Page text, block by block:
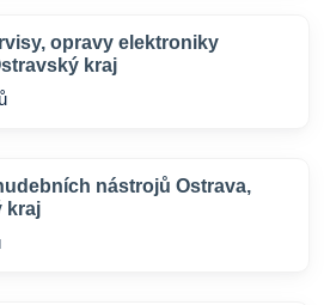
opravy elektroniky
kraj
nástrojů Ostrava,
kraj